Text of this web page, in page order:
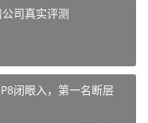
司真实评测
闭眼入，第一名断层